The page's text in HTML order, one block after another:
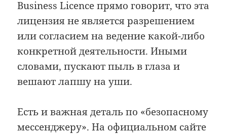
Business Licence прямо говорит, что эта
лицензия не является разрешением
или согласием на ведение какой-либо
конкретной деятельности. Иными
словами, пускают пыль в глаза и
вешают лапшу на уши.
Есть и важная деталь по «безопасному
мессенджеру». На официальном сайте